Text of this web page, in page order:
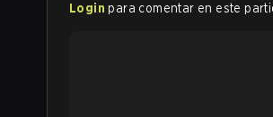
Login para comentar en este